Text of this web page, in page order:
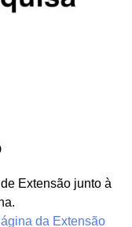
Extensão junto à
da Extensão